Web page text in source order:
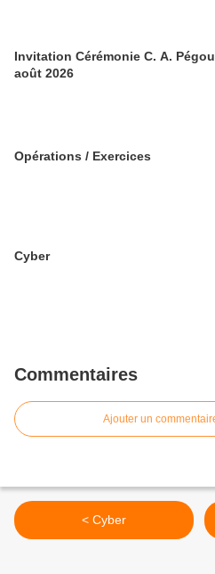
Invitation Cérémonie C. A.
août 2026
Opérations / Exercices
Cyber
Commentaires
Ajouter un
< Cyber